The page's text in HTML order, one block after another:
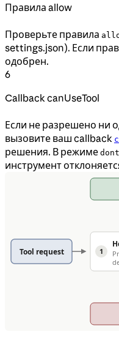
Правила allow
Проверьте правила
settings.json). Если
одобрен.
6
Callback canUseTool
Если не разрешено ни
вызовите ваш callback
решения. В режиме
инструмент